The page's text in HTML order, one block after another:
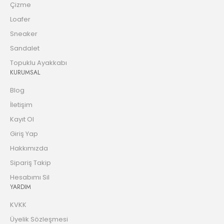
Çizme
Loafer
Sneaker
Sandalet
Topuklu Ayakkabı
KURUMSAL
Blog
İletişim
Kayıt Ol
Giriş Yap
Hakkımızda
Sipariş Takip
Hesabımı Sil
YARDIM
KVKK
Üyelik Sözleşmesi